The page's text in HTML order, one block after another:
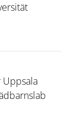
Uppsala